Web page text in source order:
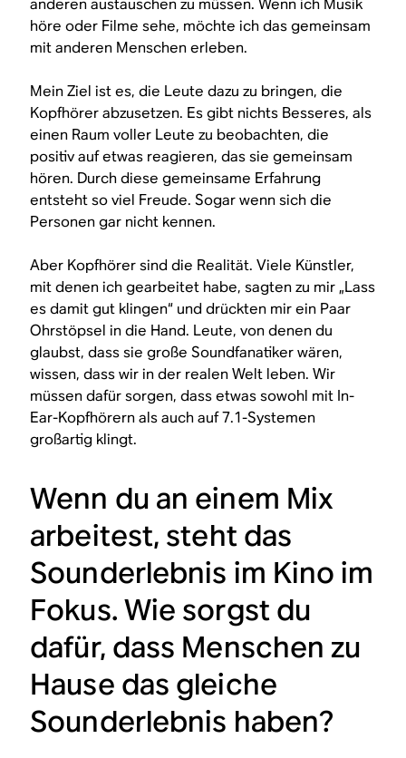
anderen austauschen zu müssen. Wenn ich Musik
höre oder Filme sehe, möchte ich das gemeinsam
mit anderen Menschen erleben.
Mein Ziel ist es, die Leute dazu zu bringen, die
Kopfhörer abzusetzen. Es gibt nichts Besseres, als
einen Raum voller Leute zu beobachten, die
positiv auf etwas reagieren, das sie gemeinsam
hören. Durch diese gemeinsame Erfahrung
entsteht so viel Freude. Sogar wenn sich die
Personen gar nicht kennen.
Aber Kopfhörer sind die Realität. Viele Künstler,
mit denen ich gearbeitet habe, sagten zu mir „Lass
es damit gut klingen“ und drückten mir ein Paar
Ohrstöpsel in die Hand. Leute, von denen du
glaubst, dass sie große Soundfanatiker wären,
wissen, dass wir in der realen Welt leben. Wir
müssen dafür sorgen, dass etwas sowohl mit In-
Ear-Kopfhörern als auch auf 7.1-Systemen
großartig klingt.
Wenn du an einem Mix
arbeitest, steht das
Sounderlebnis im Kino im
Fokus. Wie sorgst du
dafür, dass Menschen zu
Hause das gleiche
Sounderlebnis haben?